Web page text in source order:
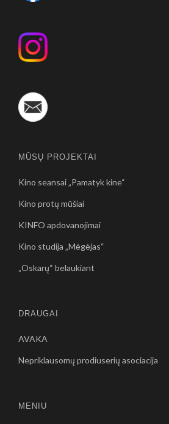
MŪSŲ PROJEKTAI
Kino seansai „Pamatyk kine“
Kino protų mūšiai
KINFO apdovanojimai
Kino studija „Mėgėjas“
„Oskarų“ belaukiant
DRAUGAI
AVAKA
Nepriklausomų prodiuserių asociacija
MENIU